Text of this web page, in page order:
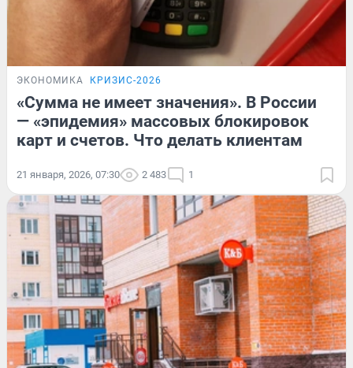
ЭКОНОМИКА КРИЗИС-2026
«Сумма не имеет значения». В России
— «эпидемия» массовых блокировок
карт и счетов. Что делать клиентам
21 января, 2026, 07:30 2 483 1